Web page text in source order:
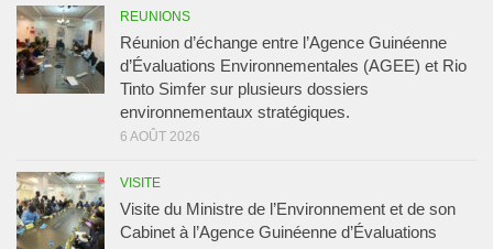
REUNIONS
Réunion d’échange entre l’Agence Guinéenne
d’Évaluations Environnementales (AGEE) et Rio
Tinto Simfer sur plusieurs dossiers
environnementaux stratégiques.
6 AOÛT 2026
VISITE
Visite du Ministre de l’Environnement et de son
Cabinet à l’Agence Guinéenne d’Évaluations